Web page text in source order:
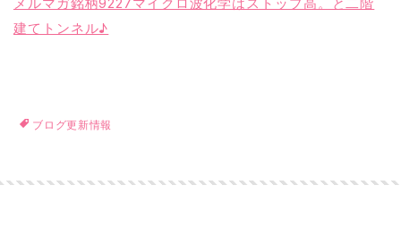
建てトンネル♪
ブログ更新情報